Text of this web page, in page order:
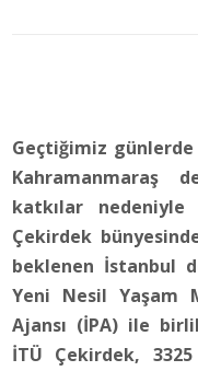
Geçtiğimiz
Kahramanmaraş
katkılar nedeniyle
Çekirdek
beklenen İstanbul
Yeni Nesil Yaşam
Ajansı (İPA) ile
İTÜ Çekirdek,